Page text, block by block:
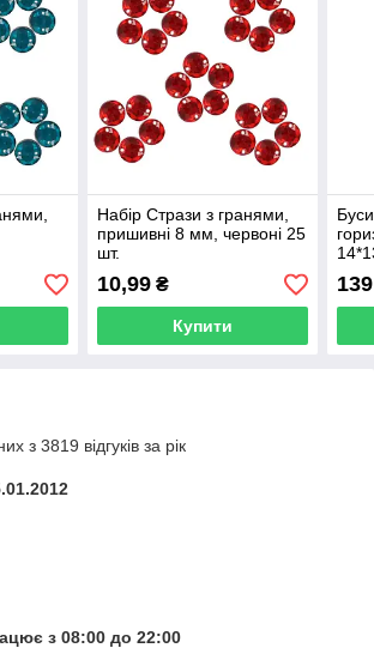
Набір Стрази з гранями,
пришивні 8 мм, червоні 25
шт.
10,99₴
Купити
з 3819 відгуків за рік
з 08:00 до 22:00